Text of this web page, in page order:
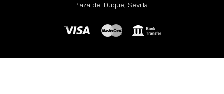
Plaza del Duque, Sevilla.